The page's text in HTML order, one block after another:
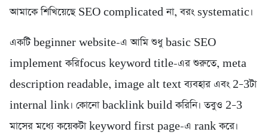
আমাকে শিখিয়েছে SEO complicated না, বরং systematic।
একটি beginner website-এ আমি শুধু basic SEO
implement করিfocus keyword title-এর শুরুতে, meta
description readable, image alt text ব্যবহার এবং 2–3টা
internal link। কোনো backlink build করিনি। তবুও 2–3
মাসের মধ্যে কয়েকটা keyword first page-এ rank করে।